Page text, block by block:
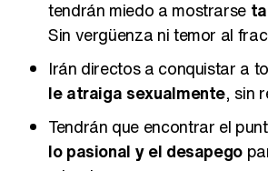
Sin vergüenza ni temor al
Irán directos a conquistar a
le atraiga sexualmente, sin
Tendrán que encontrar el
lo pasional y el desapego
a la otra persona.